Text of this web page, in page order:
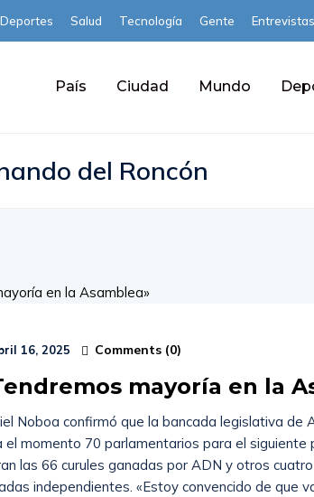
Deportes Salud Tecnología Gente Entrevistas
País Ciudad Mundo
del Roncón
16, 2025 Comments (0)
mayoría en la
Noboa confirmó que la bancada legislativa de
el momento 70 parlamentarios para el siguiente
las 66 curules ganadas por ADN y otros
independientes. «Estoy convencido de que